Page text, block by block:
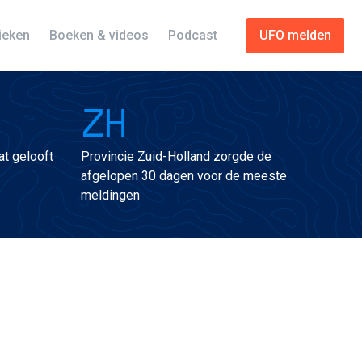
UFO melden
Boeken & videos Podcast
gelooft
ZH
Provincie Zuid-Holland zorgde de
afgelopen 30 dagen voor de meeste
meldingen